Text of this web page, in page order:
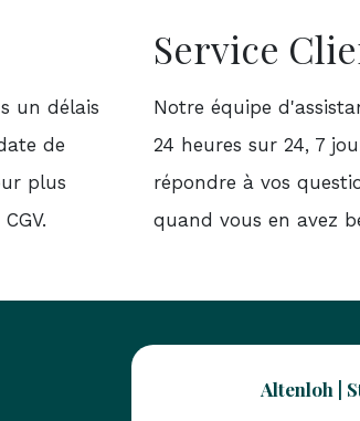
un délais
de
plus
Service
Notre équipe
24 heures sur 24, 7
répondre à vos
quand vous en avez
Altenloh |